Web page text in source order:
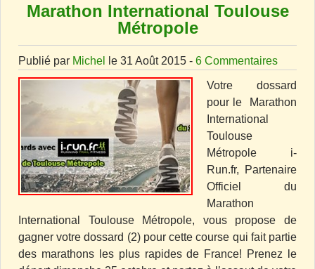
Marathon International Toulouse
Métropole
Publié par Michel le 31 Août 2015 - 6 Commentaires
Votre dossard
pour le Marathon
International
Toulouse
Métropole i-
Run.fr, Partenaire
Officiel du
Marathon
International Toulouse Métropole, vous propose de
gagner votre dossard (2) pour cette course qui fait partie
des marathons les plus rapides de France! Prenez le